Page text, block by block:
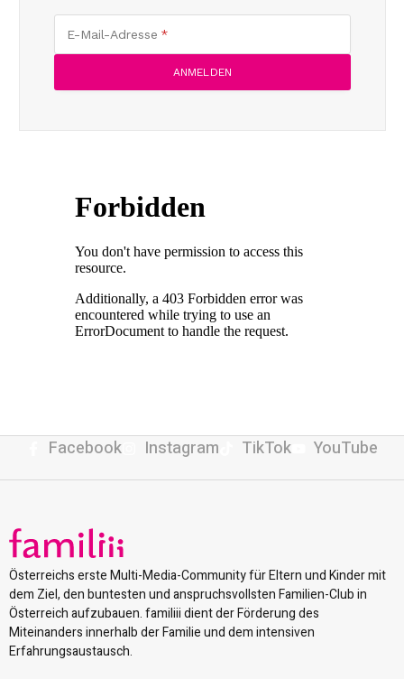
E-Mail-Adresse
Facebook Instagram TikTok YouTube
Österreichs erste Multi-Media-Community für Eltern und Kinder mit
dem Ziel, den buntesten und anspruchsvollsten Familien-Club in
Österreich aufzubauen. familiii dient der Förderung des
Miteinanders innerhalb der Familie und dem intensiven
Erfahrungsaustausch.